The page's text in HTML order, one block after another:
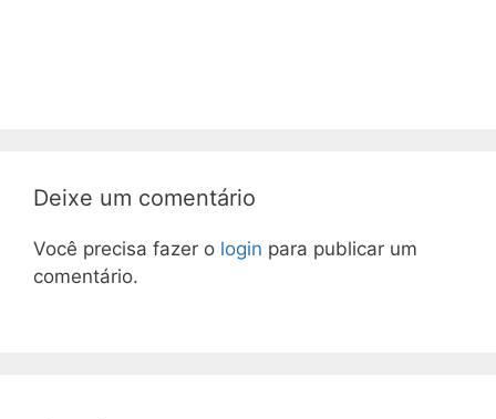
Deixe um comentário
Você precisa fazer o login para publicar um
comentário.